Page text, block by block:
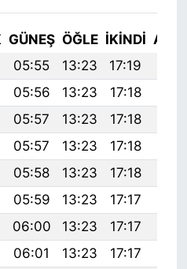
GÜNEŞ ÖĞLE İKINDI
05:55 13:23 17:19
05:56 13:23 17:18
05:57 13:23 17:18
05:57 13:23 17:18
05:58 13:23 17:18
05:59 13:23 17:17
06:00 13:23 17:17
06:01 13:23 17:17